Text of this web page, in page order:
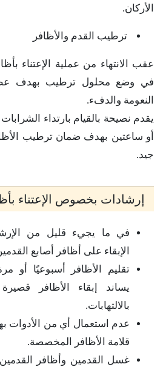
الأركان.
ترطيب القدم والأظافر
عقب الانتهاء من عملية الإعتناء
في وضع محلول ترطيب بهدف
النعومة والدفء.
يقدم نصيحة بالقيام بارتداء
أو ساعتين بهدف ضمان ترطيب
جيد.
إرشادات بخصوص الإعتناء
في ما يجيء قليل من
الإبقاء على أظافر أصابع
تقليم الأظافر أسبوعيًا أو
يساند إبقاء الأظافر
بالالتهابات.
عدم استعمال أي من الأدوات
قلامة الأظافر المخصصة.
غسل القدمين وأظافر